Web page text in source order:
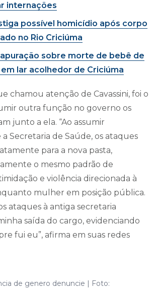
internações
possível homicídio após corpo
no Rio Criciúma
apuração sobre morte de bebê de
lar acolhedor de Criciúma
chamou atenção de Cavassini, foi o
outra função no governo os
junto a ela. “Ao assumir
Secretaria de Saúde, os ataques
para a nova pasta,
o mesmo padrão de
e violência direcionada à
mulher em posição pública.
ataques à antiga secretaria
saída do cargo, evidenciando
fui eu”, afirma em suas redes
de genero denuncie | Foto: